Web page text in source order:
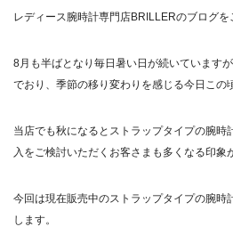
レディース腕時計専門店BRILLERのブログを
8月も半ばとなり毎日暑い日が続いています
でおり、季節の移り変わりを感じる今日この
当店でも秋になるとストラップタイプの腕時
入をご検討いただくお客さまも多くなる印象
今回は現在販売中のストラップタイプの腕時
します。